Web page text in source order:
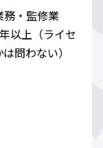
務・監修業
以上（ライセ
問わない）